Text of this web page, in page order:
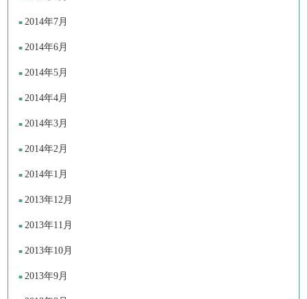
2014年7月
2014年6月
2014年5月
2014年4月
2014年3月
2014年2月
2014年1月
2013年12月
2013年11月
2013年10月
2013年9月